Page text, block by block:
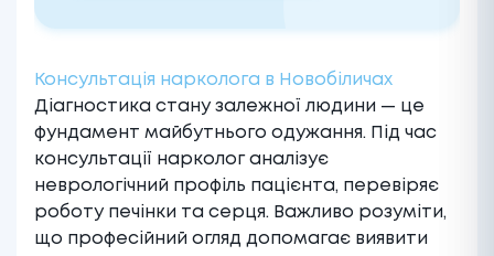
Консультація нарколога в Новобіличах
Діагностика стану залежної людини — це
фундамент майбутнього одужання. Під час
консультації нарколог аналізує
неврологічний профіль пацієнта, перевіряє
роботу печінки та серця. Важливо розуміти,
що професійний огляд допомагає виявити